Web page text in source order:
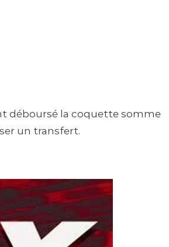
déboursé la coquette somme
un transfert.